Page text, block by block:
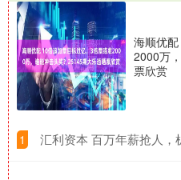
海顺优
2000万
票欣赏
1 汇利资本 百万年薪抢人，